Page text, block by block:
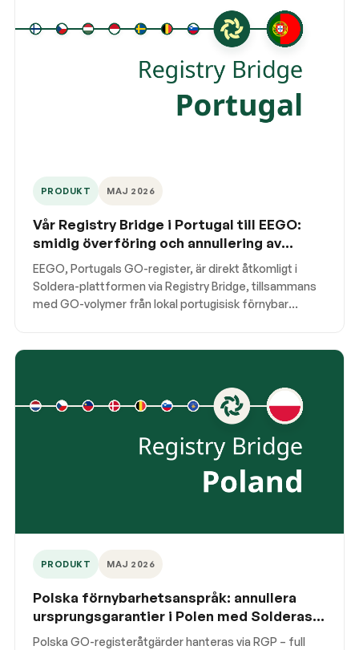
PRODUKT MAJ 2026
Vår Registry Bridge i Portugal till EEGO:
smidig överföring och annullering av
ursprungsgarantier
EEGO, Portugals GO-register, är direkt åtkomligt i
Soldera-plattformen via Registry Bridge, tillsammans
med GO-volymer från lokal portugisisk förnybar
PRODUKT MAJ 2026
Polska förnybarhetsanspråk: annullera
ursprungsgarantier i Polen med Solderas
Registry Bridge till RGP / URE / TGE
Polska GO-registeråtgärder hanteras via RGP – full